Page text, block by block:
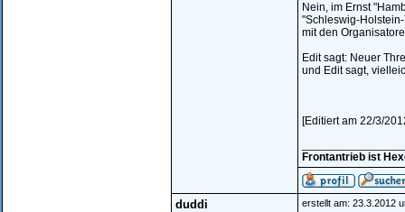
Nein, im Ernst
"Schleswig-
mit den
Edit sagt: Neuer
und Edit sagt,
[Editiert am 22/3/
Frontantrieb ist
duddi erstellt am: 23.3.2012